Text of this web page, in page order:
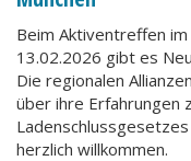
Beim Aktiventreffen
13.02.2026 gibt es
Die regionalen
über ihre Erfahrungen
herzlich willkommen.